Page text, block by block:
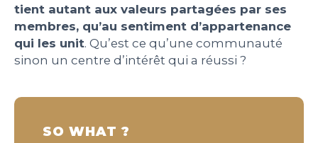
tient autant aux valeurs partagées par ses
membres, qu’au sentiment d’appartenance
qui les unit. Qu’est ce qu’une communauté
sinon un centre d’intérêt qui a réussi ?
SO WHAT ?